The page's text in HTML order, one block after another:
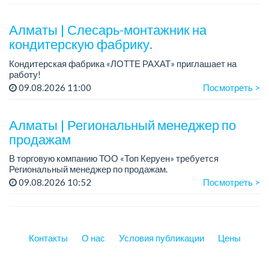
- о...
Алматы | Слесарь-монтажник на
кондитерскую фабрику.
Кондитерская фабрика «ЛОТТЕ РАХАТ» приглашает на
работу!
Зарплата обсуждается на собеседовании.
09.08.2026 11:00 Посмотреть >
Алматы | Региональный менеджер по
продажам
В торговую компанию ТОО «Топ Керуен» требуется
Региональный менеджер по продажам.
График работы: 5/2, сменный, с 09.00 до 18.00.
09.08.2026 10:52 Посмотреть >
Контакты О нас Условия публикации Цены